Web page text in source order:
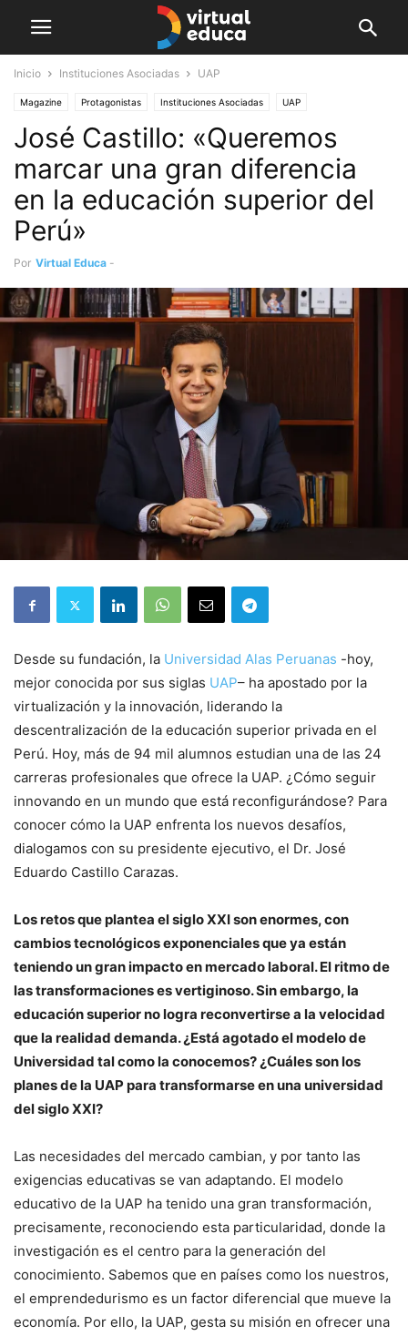
Inicio Instituciones Asociadas UAP
Magazine Protagonistas Instituciones Asociadas UAP
José Castillo: «Queremos
marcar una gran diferencia
en la educación superior del
Perú»
Por Virtual Educa -
Desde su fundación, la Universidad Alas Peruanas -hoy,
mejor conocida por sus siglas UAP– ha apostado por la
virtualización y la innovación, liderando la
descentralización de la educación superior privada en el
Perú. Hoy, más de 94 mil alumnos estudian una de las 24
carreras profesionales que ofrece la UAP. ¿Cómo seguir
innovando en un mundo que está reconfigurándose? Para
conocer cómo la UAP enfrenta los nuevos desafíos,
dialogamos con su presidente ejecutivo, el Dr. José
Eduardo Castillo Carazas.
Los retos que plantea el siglo XXI son enormes, con
cambios tecnológicos exponenciales que ya están
teniendo un gran impacto en mercado laboral. El ritmo de
las transformaciones es vertiginoso. Sin embargo, la
educación superior no logra reconvertirse a la velocidad
que la realidad demanda. ¿Está agotado el modelo de
Universidad tal como la conocemos? ¿Cuáles son los
planes de la UAP para transformarse en una universidad
del siglo XXI?
Las necesidades del mercado cambian, y por tanto las
exigencias educativas se van adaptando. El modelo
educativo de la UAP ha tenido una gran transformación,
precisamente, reconociendo esta particularidad, donde la
investigación es el centro para la generación del
conocimiento. Sabemos que en países como los nuestros,
el emprendedurismo es un factor diferencial que mueve la
economía. Por ello, la UAP, gesta su misión en ofrecer una